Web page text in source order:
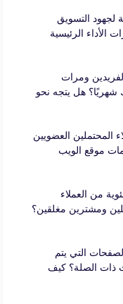
لجهود التسويق
الرئيسية
ومرات
هل يتجه نحو
المحتملين العضويين
موقع الويب
من العملاء
ومشترين مغلقين؟
التي يتم
ذات الصلة؟ كيف